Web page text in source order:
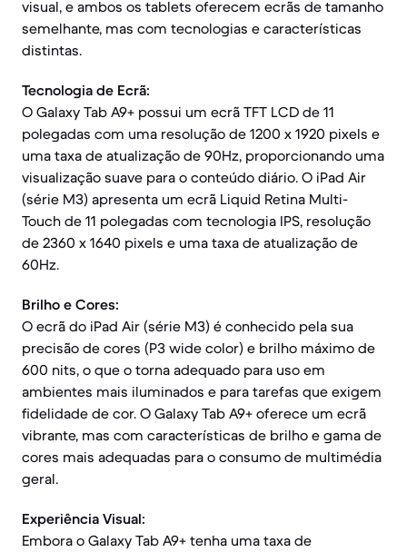
visual, e ambos os tablets oferecem ecrãs de tamanho
semelhante, mas com tecnologias e características
distintas.
Tecnologia de Ecrã:
O Galaxy Tab A9+ possui um ecrã TFT LCD de 11
polegadas com uma resolução de 1200 x 1920 pixels e
uma taxa de atualização de 90Hz, proporcionando uma
visualização suave para o conteúdo diário. O iPad Air
(série M3) apresenta um ecrã Liquid Retina Multi-
Touch de 11 polegadas com tecnologia IPS, resolução
de 2360 x 1640 pixels e uma taxa de atualização de
60Hz.
Brilho e Cores:
O ecrã do iPad Air (série M3) é conhecido pela sua
precisão de cores (P3 wide color) e brilho máximo de
600 nits, o que o torna adequado para uso em
ambientes mais iluminados e para tarefas que exigem
fidelidade de cor. O Galaxy Tab A9+ oferece um ecrã
vibrante, mas com características de brilho e gama de
cores mais adequadas para o consumo de multimédia
geral.
Experiência Visual:
Embora o Galaxy Tab A9+ tenha uma taxa de